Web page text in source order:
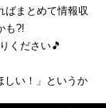
ばまとめて情報収
も?!
ください🎵
しい！」というか